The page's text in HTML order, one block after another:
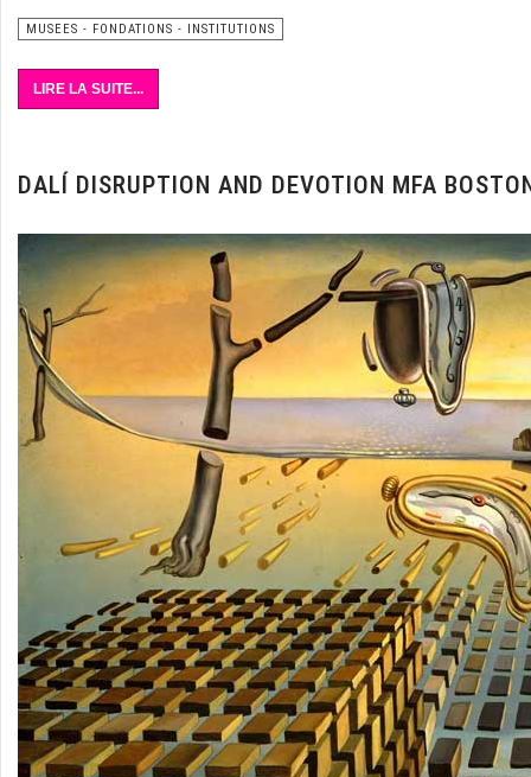
MUSEES - FONDATIONS - INSTITUTIONS
LIRE LA SUITE...
DALÍ DISRUPTION AND DEVOTION MFA